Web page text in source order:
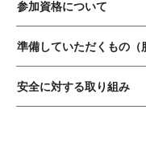
参加資格について
準備していただくもの（
安全に対する取り組み